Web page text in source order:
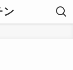
ン